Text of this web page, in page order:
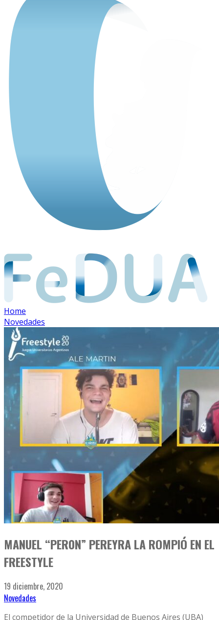
Home
Novedades
MANUEL “PER0N” PEREYRA LA ROMPIÓ EN EL
FREESTYLE
19 diciembre, 2020
Novedades
El competidor de la Universidad de Buenos Aires (UBA)